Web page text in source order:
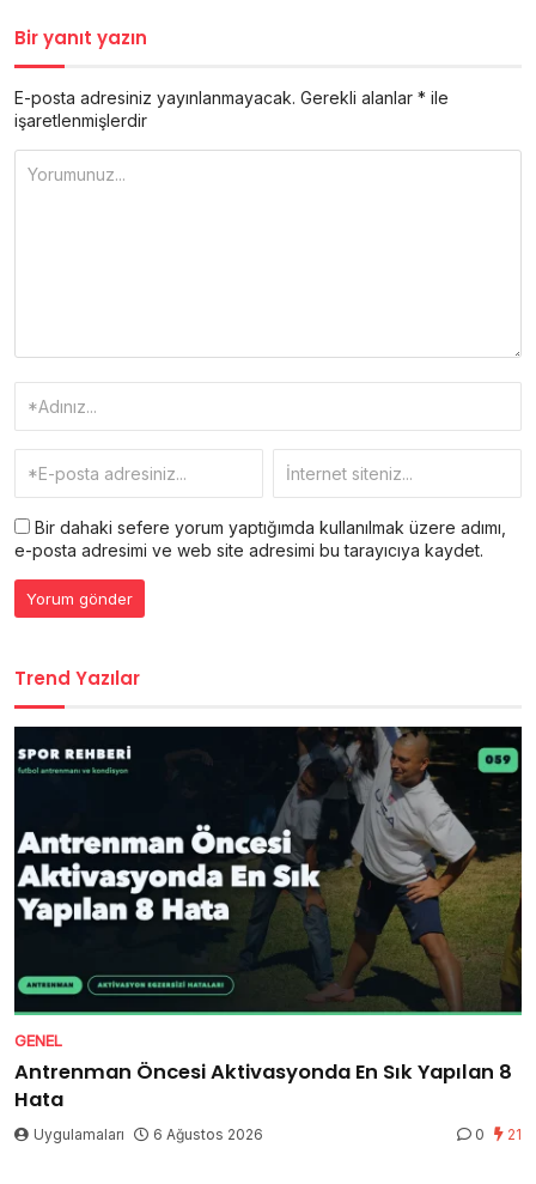
Bir yanıt yazın
E-posta adresiniz yayınlanmayacak. Gerekli alanlar * ile
işaretlenmişlerdir
Bir dahaki sefere yorum yaptığımda kullanılmak üzere adımı,
e-posta adresimi ve web site adresimi bu tarayıcıya kaydet.
Trend Yazılar
GENEL
Antrenman Öncesi Aktivasyonda En Sık Yapılan 8
Hata
Uygulamaları 6 Ağustos 2026 0 21